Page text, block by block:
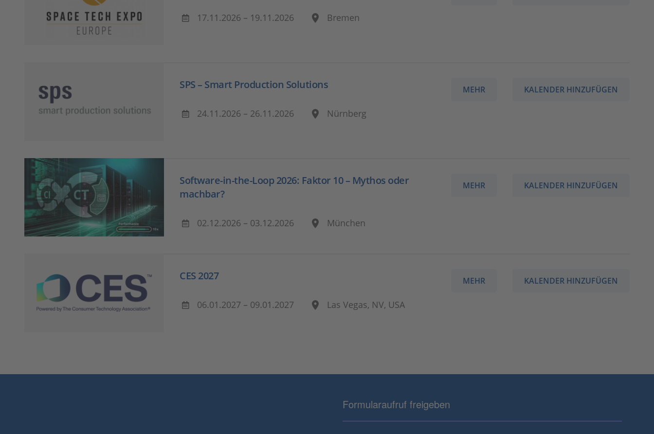
17.11.2026 – 19.11.2026 Bremen
SPS – Smart Production Solutions
24.11.2026 – 26.11.2026 Nürnberg
MEHR KALENDER HINZUFÜGEN
Software-in-the-Loop 2026: Faktor 10 – Mythos oder
machbar?
02.12.2026 – 03.12.2026 München
MEHR KALENDER HINZUFÜGEN
CES 2027
06.01.2027 – 09.01.2027 Las Vegas, NV, USA
MEHR KALENDER HINZUFÜGEN
Formularaufruf freigeben